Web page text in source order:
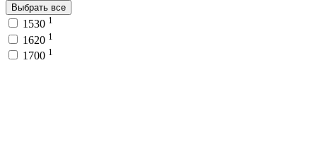
Выбрать все
1530 1
1620 1
1700 1